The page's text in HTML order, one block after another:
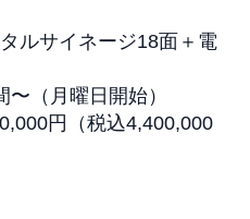
イネージ18面＋電
〜 （月曜日開始）
円（税込4,400,000